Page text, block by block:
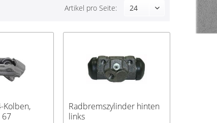
Artikel pro Seite:
Kolben,
67
Radbremszylinder hinten
links